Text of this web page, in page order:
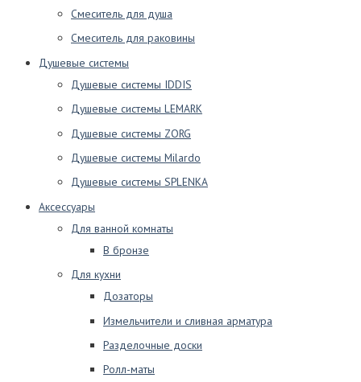
Смеситель для душа
Смеситель для раковины
Душевые системы
Душевые системы IDDIS
Душевые системы LEMARK
Душевые системы ZORG
Душевые системы Milardo
Душевые системы SPLENKA
Аксессуары
Для ванной комнаты
В бронзе
Для кухни
Дозаторы
Измельчители и сливная арматура
Разделочные доски
Ролл-маты